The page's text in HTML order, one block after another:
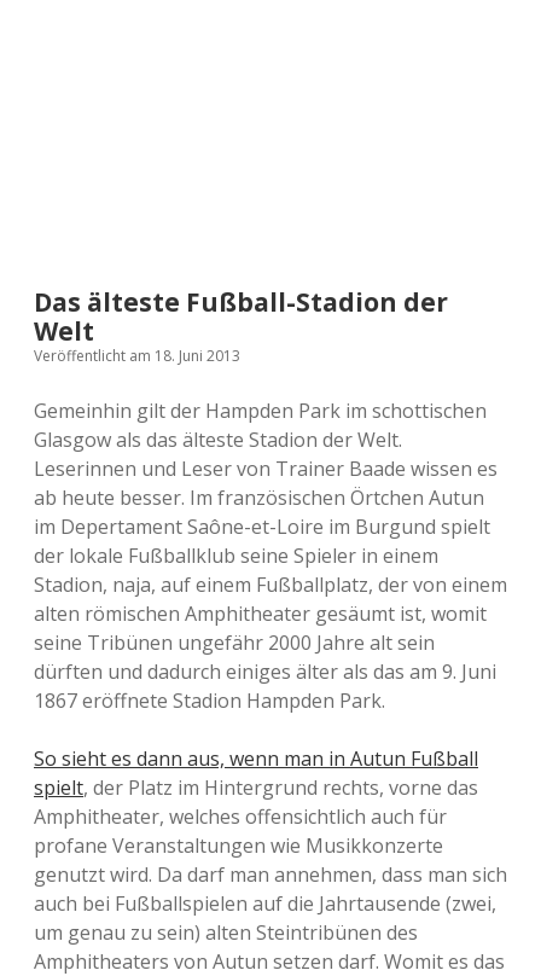
Das älteste Fußball-Stadion der
Welt
Veröffentlicht am 18. Juni 2013
Gemeinhin gilt der Hampden Park im schottischen
Glasgow als das älteste Stadion der Welt.
Leserinnen und Leser von Trainer Baade wissen es
ab heute besser. Im französischen Örtchen Autun
im Depertament Saône-et-Loire im Burgund spielt
der lokale Fußballklub seine Spieler in einem
Stadion, naja, auf einem Fußballplatz, der von einem
alten römischen Amphitheater gesäumt ist, womit
seine Tribünen ungefähr 2000 Jahre alt sein
dürften und dadurch einiges älter als das am 9. Juni
1867 eröffnete Stadion Hampden Park.
So sieht es dann aus, wenn man in Autun Fußball
spielt, der Platz im Hintergrund rechts, vorne das
Amphitheater, welches offensichtlich auch für
profane Veranstaltungen wie Musikkonzerte
genutzt wird. Da darf man annehmen, dass man sich
auch bei Fußballspielen auf die Jahrtausende (zwei,
um genau zu sein) alten Steintribünen des
Amphitheaters von Autun setzen darf. Womit es das